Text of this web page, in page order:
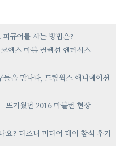
규어를 사는 방법은?
엑스 마블 컬렉션 엔터식스
들을 만나다, 드림웍스 애니메이션
뜨거웠던 2016 마블런 현장
요? 디즈니 미디어 데이 참석 후기